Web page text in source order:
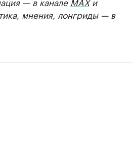
мнения, лонгриды — в